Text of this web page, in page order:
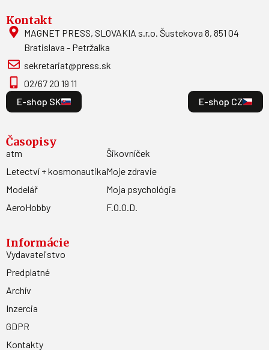
Kontakt
MAGNET PRESS, SLOVAKIA s.r.o. Šustekova 8, 851 04
Bratislava - Petržalka
sekretariat@press.sk
02/67 20 19 11
E-shop SK
E-shop CZ
Časopisy
atm
Letectví + kosmonautika
Modelář
AeroHobby
Šikovníček
Moje zdravie
Moja psychológia
F.O.O.D.
Informácie
Vydavateľstvo
Predplatné
Archív
Inzercia
GDPR
Kontakty